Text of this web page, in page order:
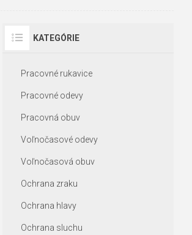
KATEGÓRIE
Pracovné rukavice
Pracovné odevy
Pracovná obuv
Voľnočasové odevy
Voľnočasová obuv
Ochrana zraku
Ochrana hlavy
Ochrana sluchu